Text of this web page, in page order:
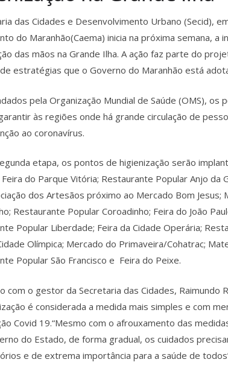
das Cidades e Desenvolvimento Urbano (Secid),
do Maranhão(Caema) inicia na próxima semana,
das mãos na Grande Ilha. A ação faz parte do
estratégias que o Governo do Maranhão está
pela Organização Mundial de Saúde (OMS),
às regiões onde há grande circulação de
ao coronavírus.
etapa, os pontos de higienização serão
do Parque Vitória; Restaurante Popular Anjo da
dos Artesãos próximo ao Mercado Bom Jesus;
Restaurante Popular Coroadinho; Feira do João
Popular Liberdade; Feira da Cidade Operária;
Olímpica; Mercado do Primaveira/Cohatrac;
Popular São Francisco e Feira do Peixe.
com o gestor da Secretaria das Cidades,
é considerada a medida mais simples e com
Covid 19.“Mesmo com o afrouxamento das
do Estado, de forma gradual, os cuidados
e de extrema importância para a saúde de